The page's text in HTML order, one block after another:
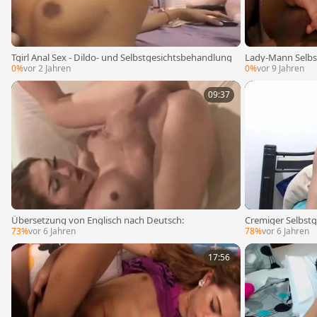
Tgirl Anal Sex - Dildo- und Selbstgesichtsbehandlung
0%vor 2 Jahren
Lady-Mann
0%vor 9 Jahren
09:37
Übersetzung von Englisch nach Deutsch:
73%vor 6 Jahren
Cremiger
78%vor 6 Jahren
17:56